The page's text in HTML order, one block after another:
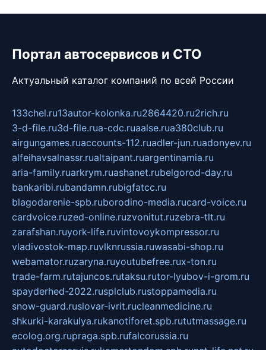
Портал автосервисов и СТО
Актуальный каталог компаний по всей России
133chel.ru13autor-kolonka.ru2864420.ru2rich.ru
3-d-file.ru3d-file.rua-cdc.ruaalse.rua380club.ru
airgungames.ruaccounts-112.ruadler-jun.ruadonyev.ru
alfeihavsalnassr.rualtaipant.ruargentinamia.ru
aria-family.ruarkrym.ruashanet.rubelgorod-day.ru
bankaribi.rubandamn.rubigfatcc.ru
blagodarenie-spb.ruborodino-media.rucard-voice.ru
cardvoice.ruzed-online.ruzvonitut.ruzebra-tlt.ru
zarafshan.ruyork-life.ruvintovoykompressor.ru
vladivostok-map.ruvlknrussia.ruwasabi-shop.ru
webamator.ruzaryna.ruyoutubefree.rux-ton.ru
trade-farm.rutajuncos.rutaksu.rutor-lyubov-i-grom.ru
spayderhed-2022.rusplclub.rustoppamedia.ru
snow-guard.ruslovar-ivrit.rucleanmedicine.ru
shkurki-karakulya.rukanotiforet.spb.rututmassage.ru
ecolog.org.rupraga.spb.rufalcorussia.ru